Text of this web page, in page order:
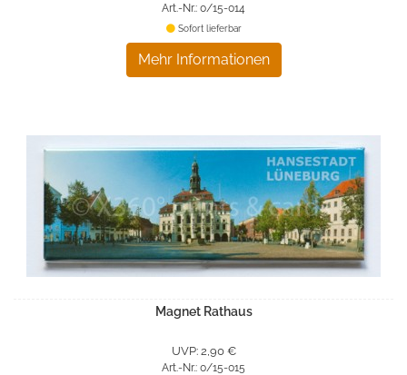
Art.-Nr.: 0/15-014
Mehr Informationen
Sofort lieferbar
Magnet Rathaus
UVP: 2,90 €
Art.-Nr.: 0/15-015